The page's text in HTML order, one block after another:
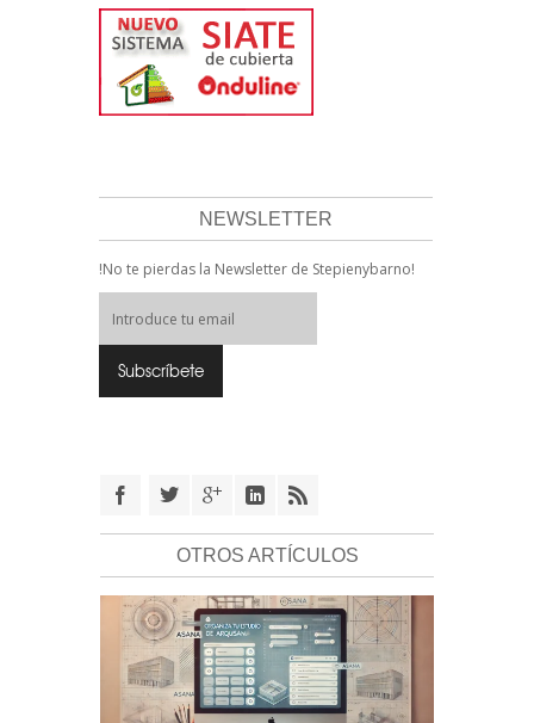
NEWSLETTER
!No te pierdas la Newsletter de Stepienybarno!
OTROS ARTÍCULOS